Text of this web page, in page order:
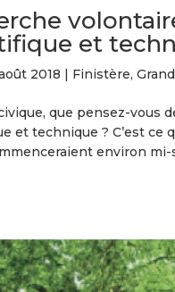
et
2018 | Finistère,
que pensez-vous
et technique ? C’est ce
environ